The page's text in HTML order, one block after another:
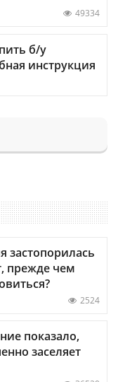
49334
б/у
инструкция
застопорилась
прежде чем
2524
показало,
заселяет